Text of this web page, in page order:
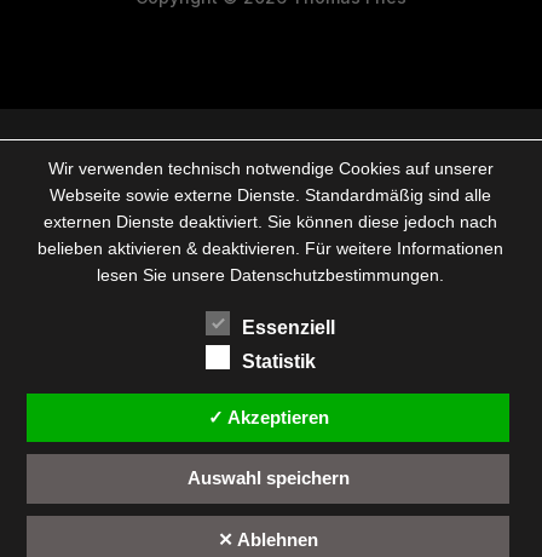
Wir verwenden technisch notwendige Cookies auf unserer
Webseite sowie externe Dienste. Standardmäßig sind alle
externen Dienste deaktiviert. Sie können diese jedoch nach
belieben aktivieren & deaktivieren. Für weitere Informationen
lesen Sie unsere Datenschutzbestimmungen.
Essenziell
Statistik
✓ Akzeptieren
Auswahl speichern
✕ Ablehnen